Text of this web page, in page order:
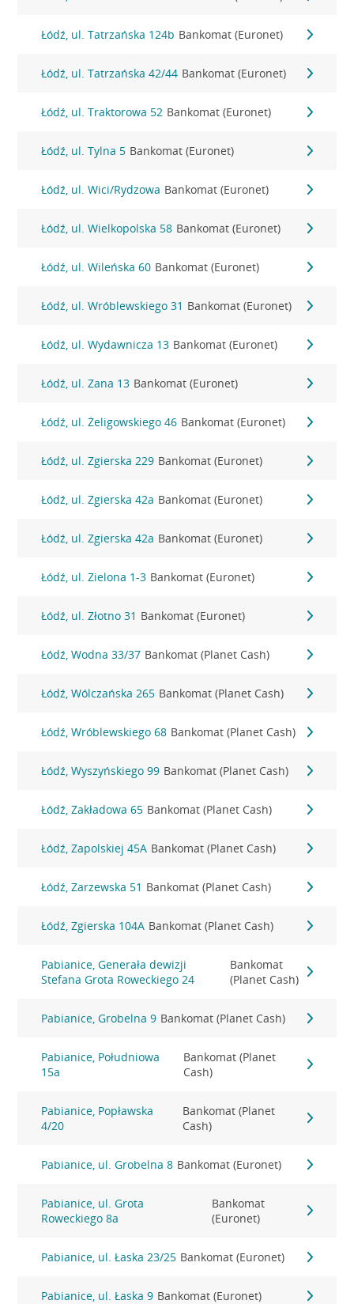
Łódź, ul. Tatrzańska 124b Bankomat (Euronet)
Łódź, ul. Tatrzańska 42/44 Bankomat (Euronet)
Łódź, ul. Traktorowa 52 Bankomat (Euronet)
Łódź, ul. Tylna 5 Bankomat (Euronet)
Łódź, ul. Wici/Rydzowa Bankomat (Euronet)
Łódź, ul. Wielkopolska 58 Bankomat (Euronet)
Łódź, ul. Wileńska 60 Bankomat (Euronet)
Łódź, ul. Wróblewskiego 31 Bankomat (Euronet)
Łódź, ul. Wydawnicza 13 Bankomat (Euronet)
Łódź, ul. Zana 13 Bankomat (Euronet)
Łódź, ul. Żeligowskiego 46 Bankomat (Euronet)
Łódź, ul. Zgierska 229 Bankomat (Euronet)
Łódź, ul. Zgierska 42a Bankomat (Euronet)
Łódź, ul. Zgierska 42a Bankomat (Euronet)
Łódź, ul. Zielona 1-3 Bankomat (Euronet)
Łódź, ul. Złotno 31 Bankomat (Euronet)
Łódź, Wodna 33/37 Bankomat (Planet Cash)
Łódź, Wólczańska 265 Bankomat (Planet Cash)
Łódź, Wróblewskiego 68 Bankomat (Planet Cash)
Łódź, Wyszyńskiego 99 Bankomat (Planet Cash)
Łódź, Zakładowa 65 Bankomat (Planet Cash)
Łódź, Zapolskiej 45A Bankomat (Planet Cash)
Łódź, Zarzewska 51 Bankomat (Planet Cash)
Łódź, Zgierska 104A Bankomat (Planet Cash)
Pabianice, Generała dewizji
Stefana Grota Roweckiego 24
Bankomat
(Planet Cash)
Pabianice, Grobelna 9 Bankomat (Planet Cash)
Pabianice, Południowa
15a
Bankomat (Planet
Cash)
Pabianice, Popławska
4/20
Bankomat (Planet
Cash)
Pabianice, ul. Grobelna 8 Bankomat (Euronet)
Pabianice, ul. Grota
Roweckiego 8a
Bankomat
(Euronet)
Pabianice, ul. Łaska 23/25 Bankomat (Euronet)
Pabianice, ul. Łaska 9 Bankomat (Euronet)